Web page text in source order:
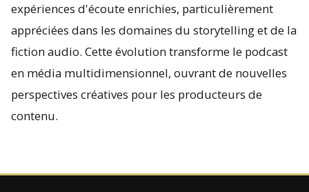
expériences d'écoute enrichies, particulièrement
appréciées dans les domaines du storytelling et de la
fiction audio. Cette évolution transforme le podcast
en média multidimensionnel, ouvrant de nouvelles
perspectives créatives pour les producteurs de
contenu.